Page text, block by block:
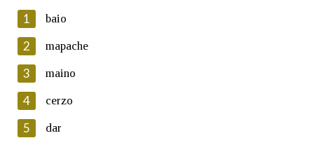
En cumprimento da normativa vixente en materia de
Protección de Datos de Carácter Persoal, a Real Academia
Galega informa a aqueles usuarios que faciliten o seu correo
electrónico, así como calquera outra información de carácter
persoal, que estes datos serán obxecto de tratamento
1 baio
2 mapache
3 maino
4 cerzo
5 dar